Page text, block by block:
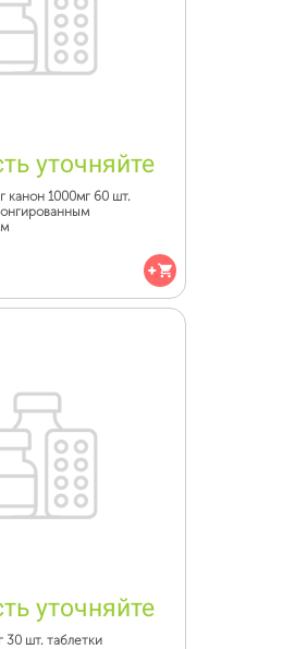
уточняйте
канон 1000мг 60 шт.
уточняйте
30 шт. таблетки